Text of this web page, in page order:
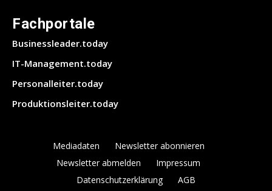
Fachportale
Businessleader.today
IT-Management.today
Personalleiter.today
Produktionsleiter.today
Mediadaten
Newsletter abonnieren
Newsletter abmelden
Impressum
Datenschutzerklärung
AGB